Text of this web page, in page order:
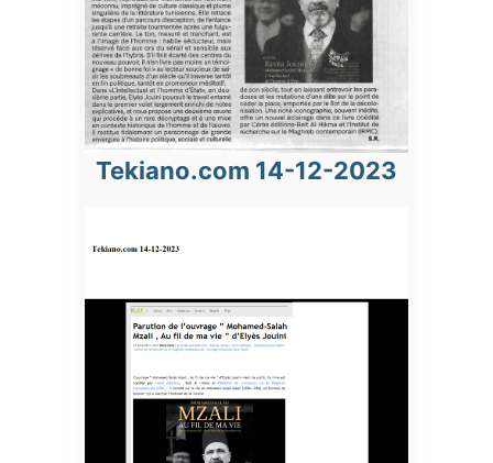
Tekiano.com 14-12-2023